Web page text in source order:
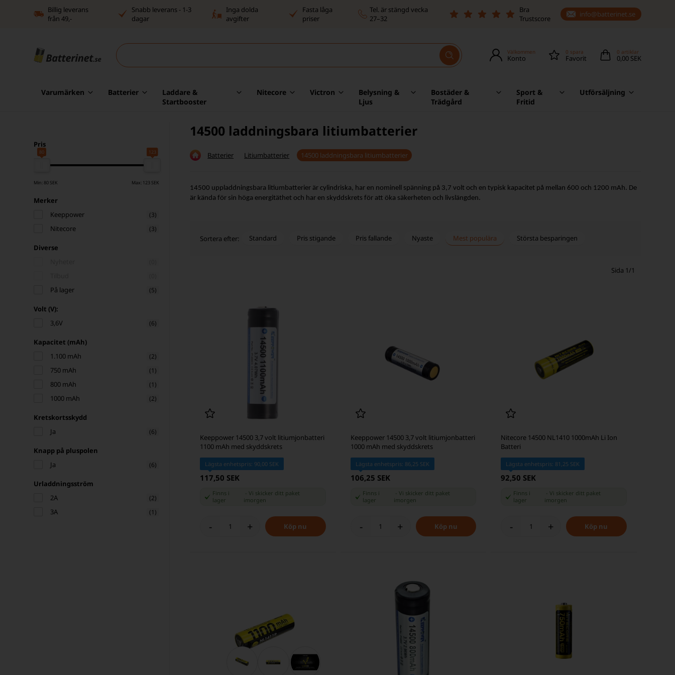
Billig leverans
från 49,-
Snabb leverans - 1-3
dagar
Inga dolda
avgifter
Fasta låga
priser
Tel. är stängd vecka
27–32
Bra
Trustscore
info@batterinet.se
Välkommen
Konto
0 spara
Favorit
0 artiklar
0,00 SEK
Varumärken Batterier
Laddare &
Startbooster
Nitecore Victron
Belysning &
Ljus
Bostäder &
Trädgård
Sport &
Fritid
Utförsäljning
Pris
80 123
Min: 80 SEK Max: 123 SEK
Merker
Keeppower
(3)
Nitecore (3)
Diverse
På lager (5)
Volt (V):
3,6V
(6)
Kapacitet (mAh)
1.100 mAh
(2)
750 mAh (1)
800 mAh (1)
1000 mAh (2)
Kretskortsskydd
Ja
(6)
Knapp på pluspolen
Ja
(6)
Urladdningsström
2A
(2)
3A (1)
14500 laddningsbara litiumbatterier
Batterier Litiumbatterier 14500 laddningsbara litiumbatterier
14500 uppladdningsbara litiumbatterier är cylindriska, har en nominell spänning på 3,7 volt och en typisk kapacitet på mellan 600 och 1200 mAh. De
är kända för sin höga energitäthet och har en skyddskrets för att öka säkerheten och livslängden.
Sortera efter: Standard Pris stigande Pris fallande Nyaste Mest populära Största besparingen
Sida 1/1
Keeppower 14500 3,7 volt litiumjonbatteri
1100 mAh med skyddskrets
Lägsta enhetspris: 90,00 SEK
117,50 SEK
Finns i
lager
Vi skicker ditt paket
imorgen
- +
Keeppower 14500 3,7 volt litiumjonbatteri
1000 mAh med skyddskrets
Lägsta enhetspris: 86,25 SEK
106,25 SEK
Finns i
lager
-Vi skicker ditt paket
imorgen
- +
Nitecore 14500 NL1410 1000mAh Li Ion
Batteri
Lägsta enhetspris: 81,25 SEK
92,50 SEK
Finns i
lager
Vi skicker ditt paket
imorgen
- +